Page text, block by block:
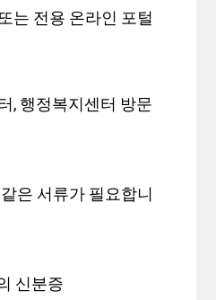
는 전용 온라인 포털
, 행정복지센터 방문
은 서류가 필요합니
신분증